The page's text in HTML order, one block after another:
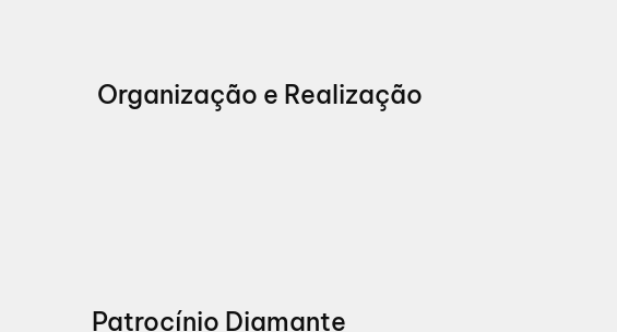
Organização e Realização
Patrocínio Diamante